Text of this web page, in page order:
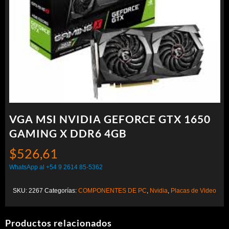
VGA MSI NVIDIA GEFORCE GTX 1650
GAMING X DDR6 4GB
$526,61
WhatsApp al +54 9 2614 85-5362
SKU: 2267 Categorías: COMPONENTES DE PC Nvidia Placas de Video
Productos relacionados